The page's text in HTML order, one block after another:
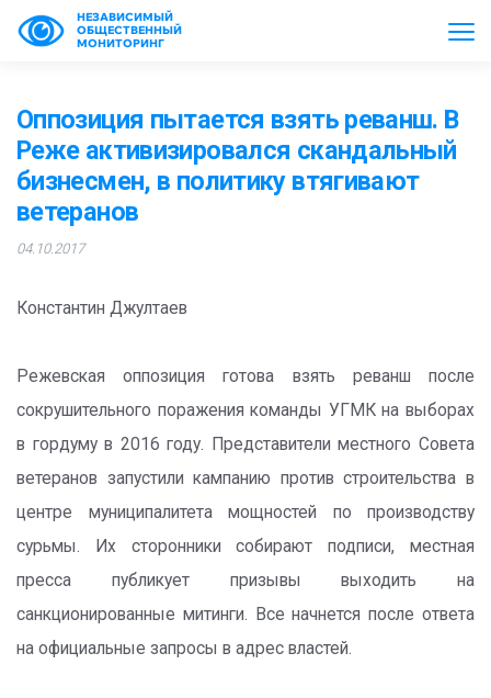
НЕЗАВИСИМЫЙ
ОБЩЕСТВЕННЫЙ
МОНИТОРИНГ
Оппозиция пытается взять реванш. В
Реже активизировался скандальный
бизнесмен, в политику втягивают
ветеранов
04.10.2017
Константин Джултаев
Режевская оппозиция готова взять реванш после
сокрушительного поражения команды УГМК на выборах
в гордуму в 2016 году. Представители местного Совета
ветеранов запустили кампанию против строительства в
центре муниципалитета мощностей по производству
сурьмы. Их сторонники собирают подписи, местная
пресса публикует призывы выходить на
санкционированные митинги. Все начнется после ответа
на официальные запросы в адрес властей.